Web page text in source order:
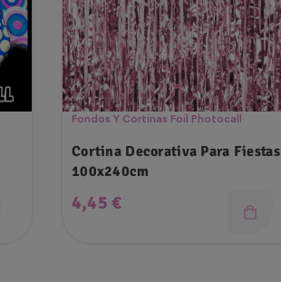
Fondos Y Cortinas Foil Photocall
Cortina Decorativa Para Fiestas
100x240cm
Precio
4,45 €